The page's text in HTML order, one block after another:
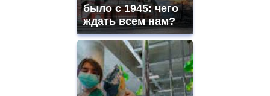
было с 1945: чего
ждать всем нам?